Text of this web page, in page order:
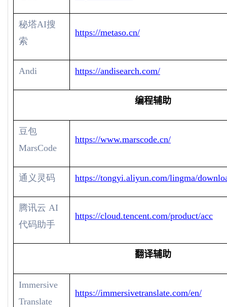
秘塔AI搜
索
https://metaso.cn/
Andi https://andisearch.com/
编程辅助
豆包
MarsCode
https://www.marscode.cn/
通义灵码 https://tongyi.aliyun.com/lingma/
腾讯云 AI
代码助手
https://cloud.tencent.com/product/acc
翻译辅助
Immersive
Translate
https://immersivetranslate.com/en/